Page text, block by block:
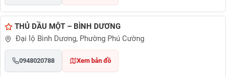
THỦ DẦU MỘT – BÌNH DƯƠNG
Đại lộ Bình Dương, Phường Phú Cường
0948020788 Xem bản đồ